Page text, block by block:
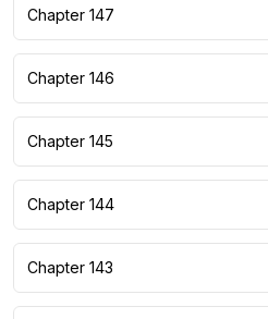
Chapter 147
Chapter 146
Chapter 145
Chapter 144
Chapter 143